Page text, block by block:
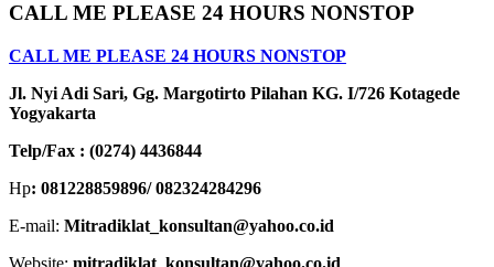
CALL ME PLEASE 24 HOURS NONSTOP
CALL ME PLEASE 24 HOURS NONSTOP
Jl. Nyi Adi Sari, Gg. Margotirto Pilahan KG. I/726 Kotagede
Yogyakarta
Telp/Fax : (0274) 4436844
Hp: 081228859896/ 082324284296
E-mail: Mitradiklat_konsultan@yahoo.co.id